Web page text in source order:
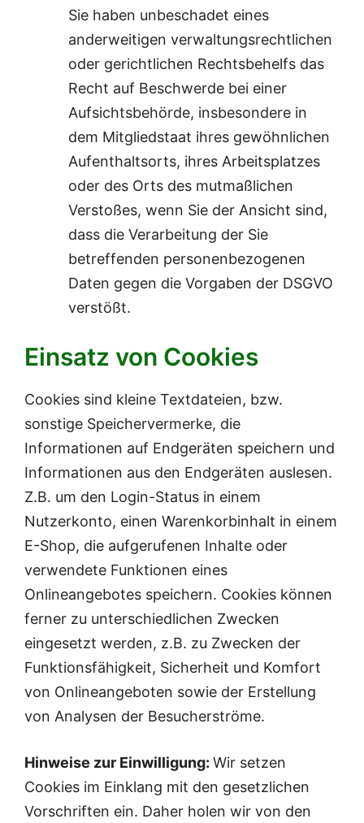
Sie haben unbeschadet eines
anderweitigen verwaltungsrechtlichen
oder gerichtlichen Rechtsbehelfs das
Recht auf Beschwerde bei einer
Aufsichtsbehörde, insbesondere in
dem Mitgliedstaat ihres gewöhnlichen
Aufenthaltsorts, ihres Arbeitsplatzes
oder des Orts des mutmaßlichen
Verstoßes, wenn Sie der Ansicht sind,
dass die Verarbeitung der Sie
betreffenden personenbezogenen
Daten gegen die Vorgaben der DSGVO
verstößt.
Einsatz von Cookies
Cookies sind kleine Textdateien, bzw.
sonstige Speichervermerke, die
Informationen auf Endgeräten speichern und
Informationen aus den Endgeräten auslesen.
Z.B. um den Login-Status in einem
Nutzerkonto, einen Warenkorbinhalt in einem
E-Shop, die aufgerufenen Inhalte oder
verwendete Funktionen eines
Onlineangebotes speichern. Cookies können
ferner zu unterschiedlichen Zwecken
eingesetzt werden, z.B. zu Zwecken der
Funktionsfähigkeit, Sicherheit und Komfort
von Onlineangeboten sowie der Erstellung
von Analysen der Besucherströme.
Hinweise zur Einwilligung: Wir setzen
Cookies im Einklang mit den gesetzlichen
Vorschriften ein. Daher holen wir von den